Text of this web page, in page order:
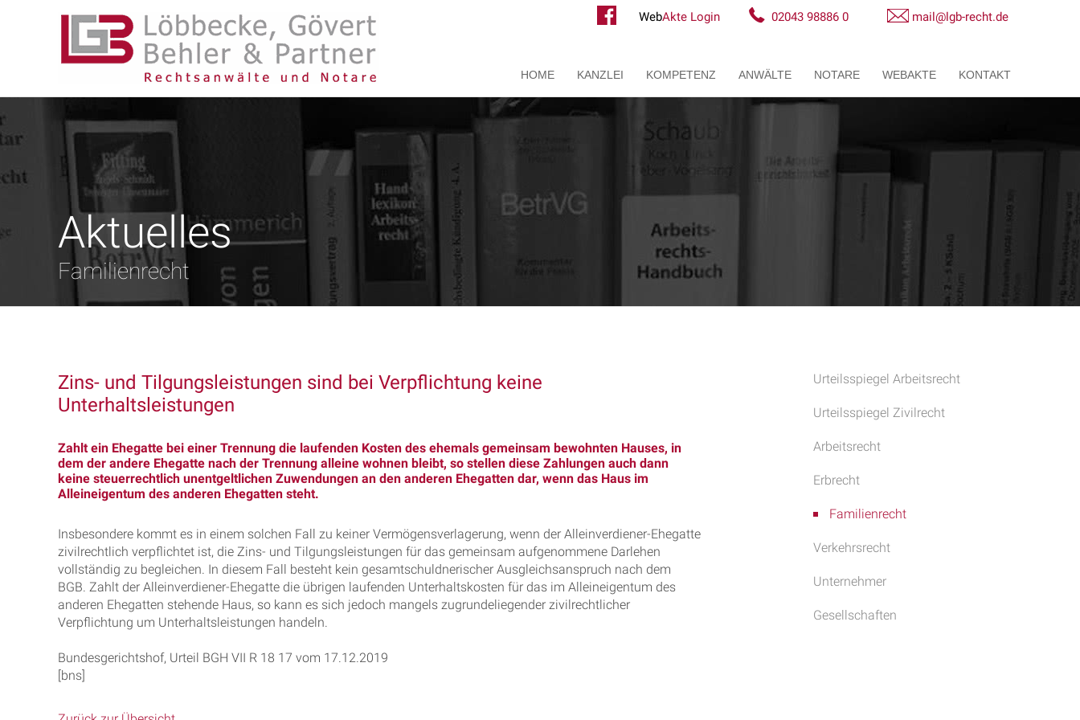
HOME KANZLEI KOMPETENZ ANWÄLTE NOTARE WEBAKTE KONTAKT
WebAkte Login 02043 98886 0 mail@lgb-recht.de
Aktuelles
Familienrecht
Urteilsspiegel Arbeitsrecht
Urteilsspiegel Zivilrecht
Arbeitsrecht
Erbrecht
Familienrecht
Verkehrsrecht
Unternehmer
Gesellschaften
Zins- und Tilgungsleistungen sind bei Verpflichtung keine
Unterhaltsleistungen
Zahlt ein Ehegatte bei einer Trennung die laufenden Kosten des ehemals gemeinsam bewohnten Hauses, in
dem der andere Ehegatte nach der Trennung alleine wohnen bleibt, so stellen diese Zahlungen auch dann
keine steuerrechtlich unentgeltlichen Zuwendungen an den anderen Ehegatten dar, wenn das Haus im
Alleineigentum des anderen Ehegatten steht.
Insbesondere kommt es in einem solchen Fall zu keiner Vermögensverlagerung, wenn der Alleinverdiener-Ehegatte
zivilrechtlich verpflichtet ist, die Zins- und Tilgungsleistungen für das gemeinsam aufgenommene Darlehen
vollständig zu begleichen. In diesem Fall besteht kein gesamtschuldnerischer Ausgleichsanspruch nach dem
BGB. Zahlt der Alleinverdiener-Ehegatte die übrigen laufenden Unterhaltskosten für das im Alleineigentum des
anderen Ehegatten stehende Haus, so kann es sich jedoch mangels zugrundeliegender zivilrechtlicher
Verpflichtung um Unterhaltsleistungen handeln.
Bundesgerichtshof, Urteil BGH VII R 18 17 vom 17.12.2019
[bns]